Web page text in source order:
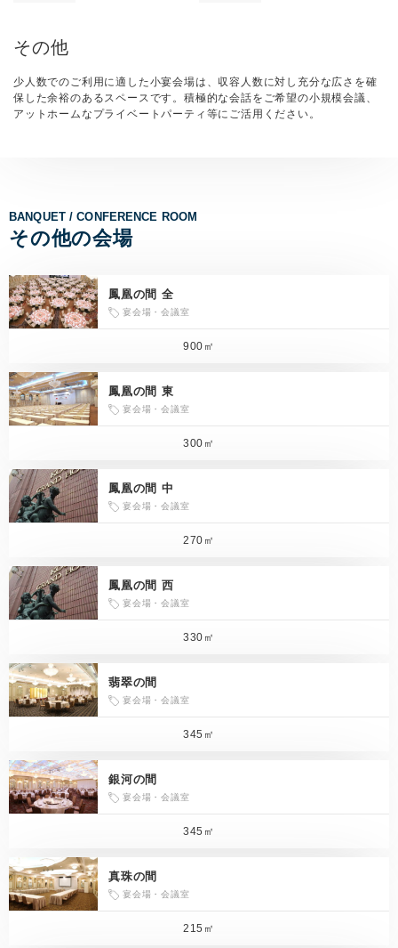
その他
少人数でのご利用に適した小宴会場は、収容人数に対し充分な広さを確
保した余裕のあるスペースです。積極的な会話をご希望の小規模会議、
アットホームなプライベートパーティ等にご活用ください。
BANQUET / CONFERENCE ROOM
その他の会場
鳳凰の間 全
宴会場・会議室
900㎡
鳳凰の間 東
宴会場・会議室
300㎡
鳳凰の間 中
宴会場・会議室
270㎡
鳳凰の間 西
宴会場・会議室
330㎡
翡翠の間
宴会場・会議室
345㎡
銀河の間
宴会場・会議室
345㎡
真珠の間
宴会場・会議室
215㎡